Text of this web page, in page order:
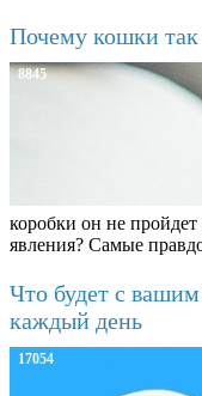
Почему кошки
8845
коробки он не пройдет
явления? Самые
Что будет с
каждый день
17054